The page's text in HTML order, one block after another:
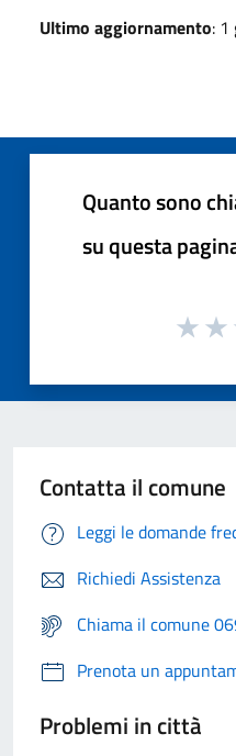
Ultimo aggiornamento:
Quanto sono
su questa
Contatta il comune
Leggi le domande
Richiedi Assistenza
Chiama il comune
Prenota un
Problemi in città